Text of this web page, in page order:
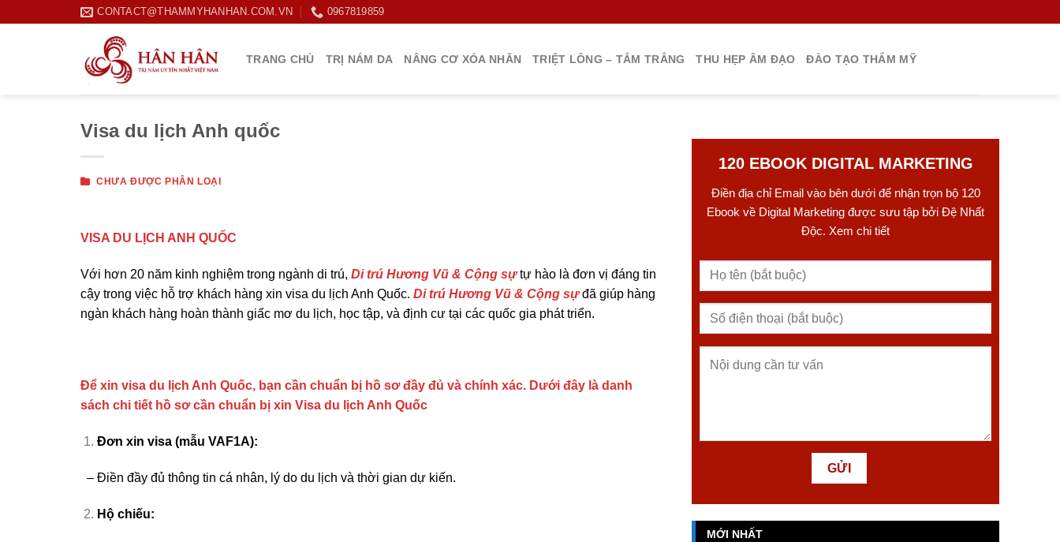
CONTACT@THAMMYHANHAN.COM.VN 0967819859
TRANG CHỦ TRỊ NÁM DA NÂNG CƠ XÓA NHĂN TRIỆT LÔNG – TẮM TRẮNG THU HẸP ÂM ĐẠO ĐÀO TẠO THẨM MỸ
Visa du lịch Anh quốc
CHƯA ĐƯỢC PHÂN LOẠI
VISA DU LỊCH ANH QUỐC
Với hơn 20 năm kinh nghiệm trong ngành di trú, Di trú Hương Vũ & Cộng sựtự hào là đơn vị đáng tin
cậy trong việc hỗ trợ khách hàng xin visa du lịch Anh Quốc. Di trú Hương Vũ & Cộng sự đã giúp hàng
ngàn khách hàng hoàn thành giấc mơ du lịch, học tập, và định cư tại các quốc gia phát triển.
Để xin visa du lịch Anh Quốc, bạn cần chuẩn bị hồ sơ đầy đủ và chính xác. Dưới đây là danh
sách chi tiết hồ sơ cần chuẩn bị xin Visa du lịch Anh Quốc
Đơn xin visa (mẫu VAF1A):
– Điền đầy đủ thông tin cá nhân, lý do du lịch và thời gian dự kiến.
Hộ chiếu:
120 EBOOK DIGITAL MARKETING
Điền địa chỉ Email vào bên dưới để nhận trọn bộ 120
Ebook về Digital Marketing được sưu tập bởi Đệ Nhất
Độc. Xem chi tiết
MỚI NHẤT